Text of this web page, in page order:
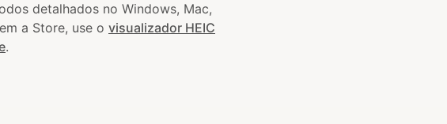
detalhados no Windows, Mac,
a Store, use o visualizador HEIC
.